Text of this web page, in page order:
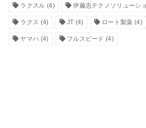
ラクスル (4) 伊藤忠テクノソリューシ
ラクス (4) JT (4) ロート製薬 (4)
ヤマハ (4) フルスピード (4)